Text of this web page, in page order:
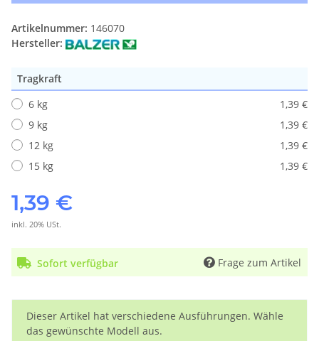
Artikelnummer: 146070
Hersteller:
Tragkraft
6 kg
1,39 €
9 kg
1,39 €
12 kg
1,39 €
15 kg
1,39 €
1,39 €
inkl. 20% USt.
Sofort verfügbar Frage zum Artikel
x
Dieser Artikel hat verschiedene Ausführungen. Wähle
das gewünschte Modell aus.